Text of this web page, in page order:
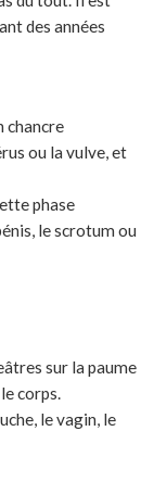
des années
chancre
ou la vulve, et
phase
le scrotum ou
sur la paume
corps.
le vagin, le